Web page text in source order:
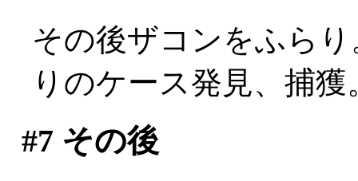
その後ザコンをふら
りのケース発見、捕獲
#7 その後